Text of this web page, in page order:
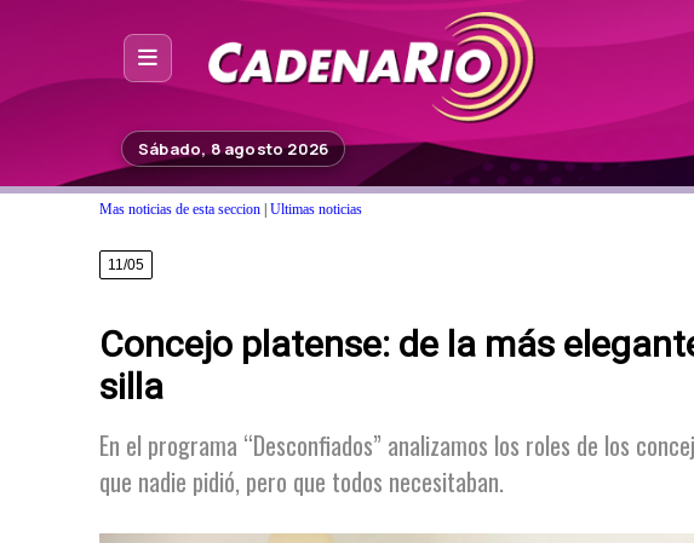
Noticias
Fuera de Foco
Programación
Contacto
Sábado, 8 agosto 2026
Mas noticias de esta seccion Ultimas noticias
11/05
Concejo platense: de la más
silla
En el programa “Desconfiados” analizamos los roles de los
que nadie pidió, pero que todos necesitaban.